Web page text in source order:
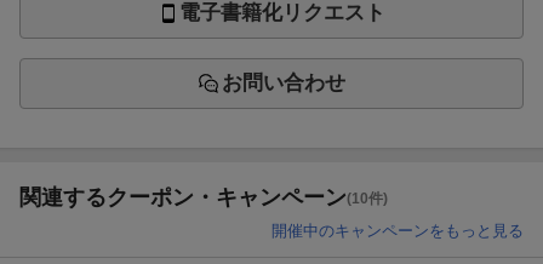
電子書籍化リクエスト
お問い合わせ
関連するクーポン・キャンペーン(10件)
開催中のキャンペーンをもっと見る